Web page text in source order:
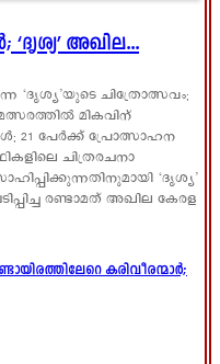
അഖില...
‘ദൃശ്യ’യുടെ ചിത്രോത്സവം;
മികവിന്
21 പേർക്ക് പ്രോത്സാഹന
ചിത്രരചനാ
‘ദൃശ്യ’
രണ്ടാമത് അഖില കേരള
കരിവീരന്മാർ;